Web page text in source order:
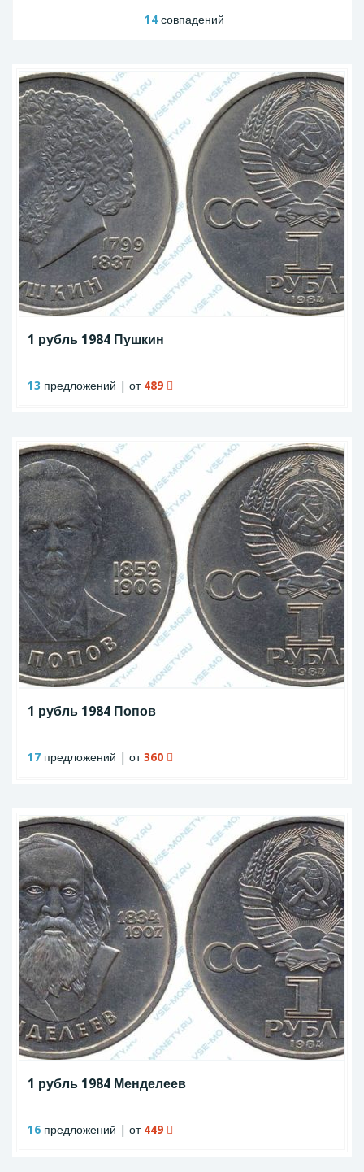
14совпадений
1 рубль 1984 Пушкин
13 предложений | от 489
1 рубль 1984 Попов
17 предложений | от360
1 рубль 1984 Менделеев
16 предложений | от 449